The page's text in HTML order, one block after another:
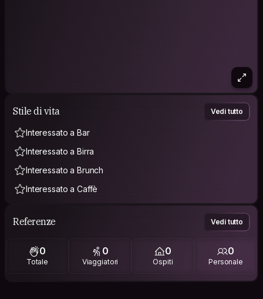
Stile di vita Vedi tutto
Interessato a Bar
Interessato a Birra
Interessato a Brunch
Interessato a Caffè
Referenze Vedi tutto
0
Totale
0
Viaggiatori
0
Ospiti
0
Personale